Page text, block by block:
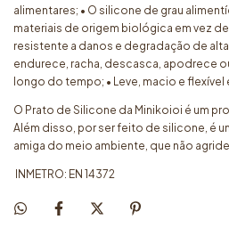
alimentares; • O silicone de grau
materiais de origem biológica em vez
resistente a danos e degradação de
endurece, racha, descasca, apodrece
longo do tempo; • Leve, macio e flexível
O Prato de Silicone da Minikoioi é um
Além disso, por ser feito de silicone, é
amiga do meio ambiente, que não
INMETRO: EN 14372